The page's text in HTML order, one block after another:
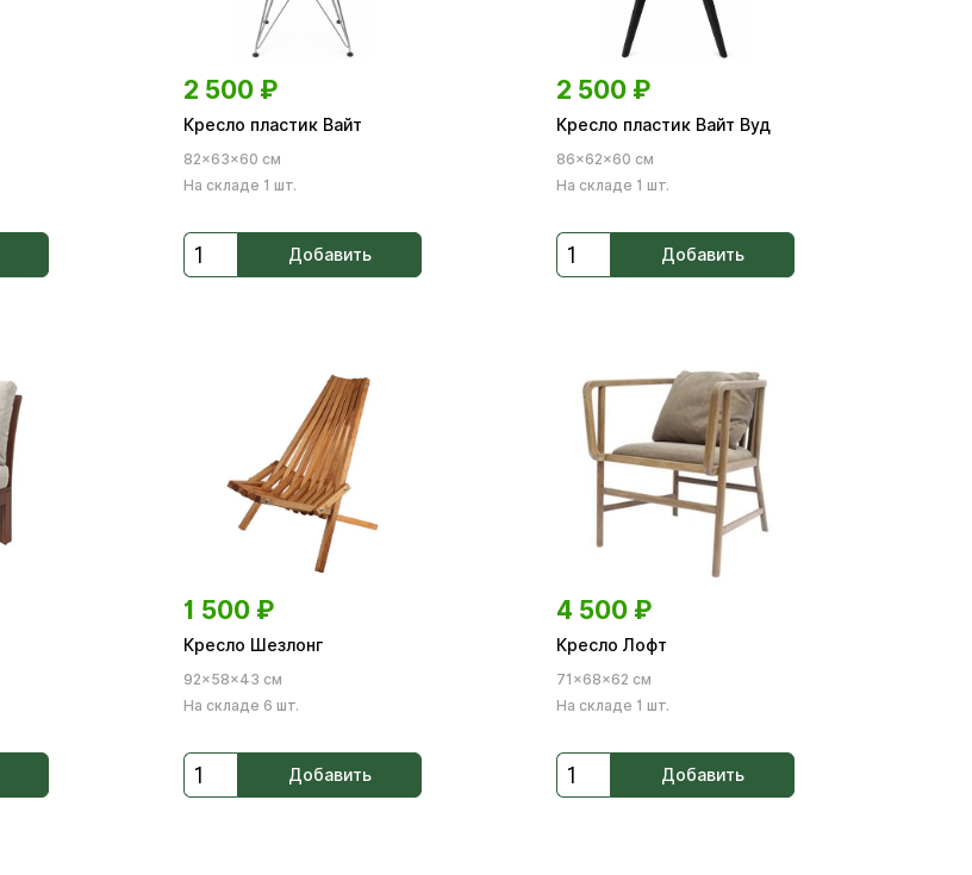
2 500 ₽
Кресло пластик Вайт
82×63×60 см
На складе 1 шт.
Добавить
2 500 ₽
Кресло пластик Вайт Вуд
86×62×60 см
На складе 1 шт.
Добавить
1 500 ₽
Кресло Шезлонг
92×58×43 см
На складе 6 шт.
Добавить
4 500 ₽
Кресло Лофт
71×68×62 см
На складе 1 шт.
Добавить